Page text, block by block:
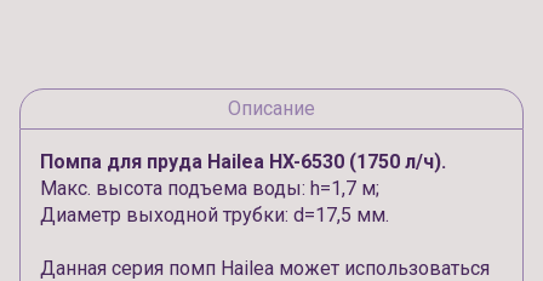
Описание
Помпа для пруда Hailea HX-6530 (1750 л/ч).
Макс. высота подъема воды: h=1,7 м;
Диаметр выходной трубки: d=17,5 мм.
Данная серия помп Hailea может использоваться